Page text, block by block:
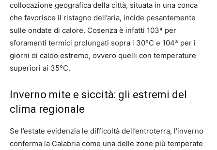
collocazione geografica della città, situata in una conca
che favorisce il ristagno dell’aria, incide pesantemente
sulle ondate di calore. Cosenza è infatti 103ª per
sforamenti termici prolungati sopra i 30°C e 104ª per i
giorni di caldo estremo, ovvero quelli con temperature
superiori ai 35°C.
Inverno mite e siccità: gli estremi del
clima regionale
Se l’estate evidenzia le difficoltà dell’entroterra, l’inverno
conferma la Calabria come una delle zone più temperate